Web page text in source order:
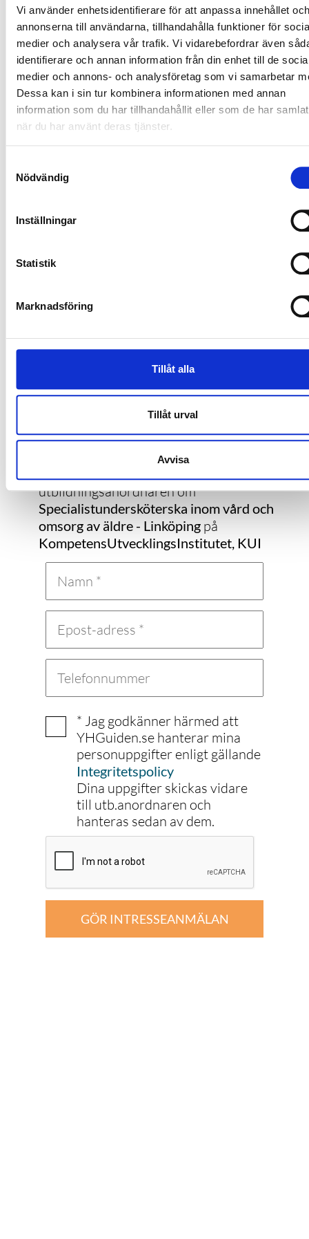
Vi använder enhetsidentifierare för att anpassa innehållet och
annonserna till användarna, tillhandahålla funktioner för
medier och analysera vår trafik. Vi vidarebefordrar även
identifierare och annan information från din enhet till de
medier och annons- och analysföretag som vi samarbetar
Dessa kan i sin tur kombinera informationen med annan
information som du har tillhandahållit eller som de har
när du har använt deras tjänster.
Nödvändig
Inställningar
Statistik
Marknadsföring
Tillåt alla
Tillåt urval
Avvisa
under studietiden.
Sjukvård & socialt arbete
Utbildningsstart
Höstterminen 2026
Utbildningsslut
Vårterminen 2028
Ansökan är stängd
Kontakta skolan vid intresse
Kontakta KompetensUtvecklingsInstitutet,
Vill du ha mer information om en
Här kan du kontakta
utbildningsanordnaren om
Specialistundersköterska inom vård och
omsorg av äldre - Linköping på
KompetensUtvecklingsInstitutet, KUI
* Jag godkänner härmed att
YHGuiden.se hanterar mina
personuppgifter enligt gällande
Integritetspolicy
Dina uppgifter skickas vidare
till utb.anordnaren och
hanteras sedan av dem.
GÖR INTRESSEANMÄLAN